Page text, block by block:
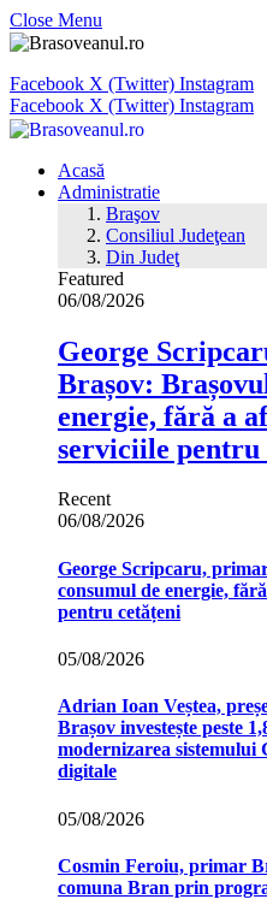
Close Menu
Facebook X (Twitter) Instagram
Facebook X (Twitter) Instagram
Acasă
Administratie
Braşov
Consiliul Judeţean
Din Judeţ
Featured
06/08/2026
George
Brașov:
energie, fără a
serviciile pentru
Recent
06/08/2026
George Scripcaru,
consumul de energie,
pentru cetățeni
05/08/2026
Adrian Ioan Veștea,
Brașov investește peste
modernizarea sistemului
digitale
05/08/2026
Cosmin Feroiu, primar
comuna Bran prin